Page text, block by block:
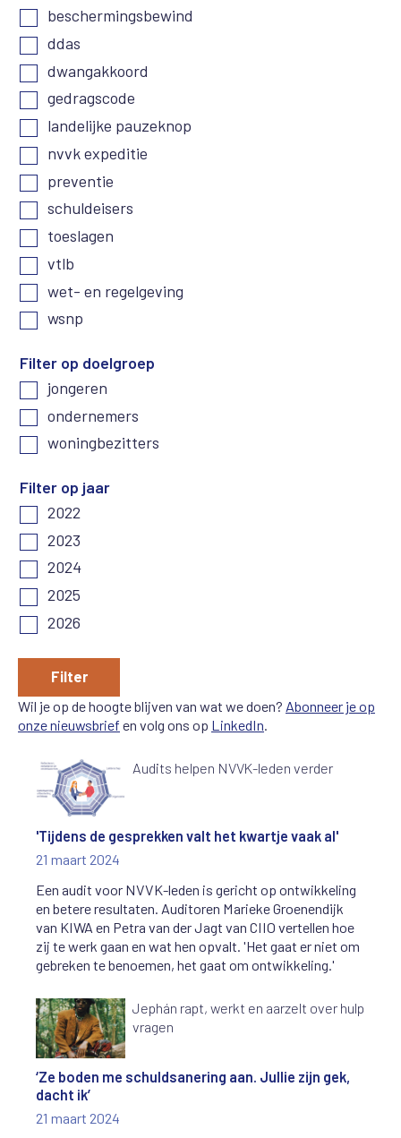
beschermingsbewind
ddas
dwangakkoord
gedragscode
landelijke pauzeknop
nvvk expeditie
preventie
schuldeisers
toeslagen
vtlb
wet- en regelgeving
wsnp
Filter op doelgroep
jongeren
ondernemers
woningbezitters
Filter op jaar
2022
2023
2024
2025
2026
Filter
Wil je op de hoogte blijven van wat we doen? Abonneer je op
onze nieuwsbrief en volg ons op LinkedIn
Audits helpen NVVK-leden verder
'Tijdens de gesprekken valt het kwartje vaak al'
21 maart 2024
Een audit voor NVVK-leden is gericht op ontwikkeling
en betere resultaten. Auditoren Marieke Groenendijk
van KIWA en Petra van der Jagt van CIIO vertellen hoe
zij te werk gaan en wat hen opvalt. 'Het gaat er niet om
gebreken te benoemen, het gaat om ontwikkeling.'
Jephán rapt, werkt en aarzelt over hulp
vragen
‘Ze boden me schuldsanering aan. Jullie zijn gek,
dacht ik’
21 maart 2024